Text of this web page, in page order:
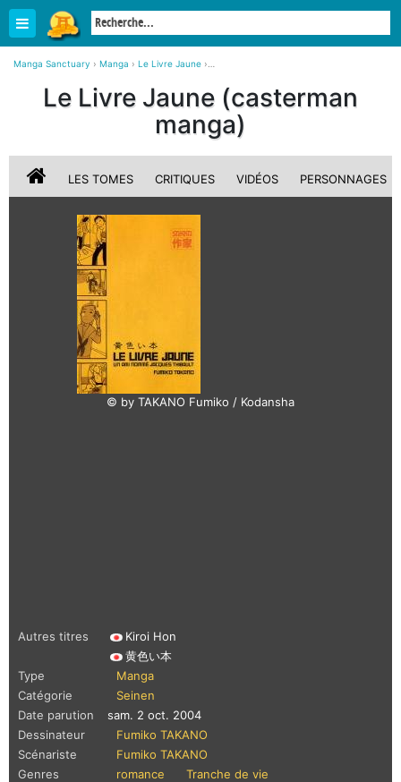
Manga Sanctuary › Manga › Le Livre Jaune ›
Le Livre Jaune (casterman
manga)
LES TOMES CRITIQUES VIDÉOS PERSONNAGES
© by TAKANO Fumiko / Kodansha
Autres titres
Kiroi Hon
黄色い本
Type
Manga
Catégorie
Seinen
Date parution
sam. 2 oct. 2004
Dessinateur
Fumiko TAKANO
Scénariste
Fumiko TAKANO
Genres
romance
Tranche de vie